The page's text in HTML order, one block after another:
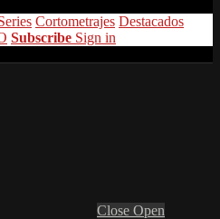
Cortometrajes Destacados
Subscribe Sign in
Close Open